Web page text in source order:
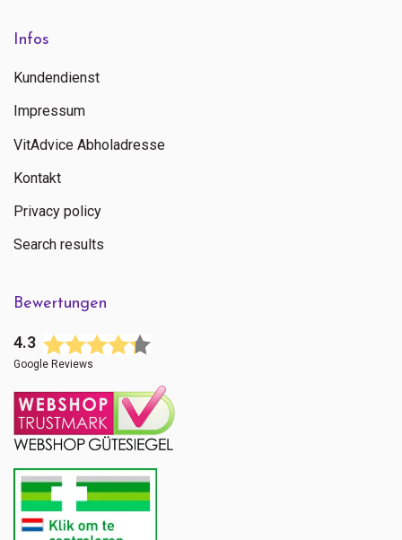
Infos
Kundendienst
Impressum
VitAdvice Abholadresse
Kontakt
Privacy policy
Search results
Bewertungen
4.3
Google Reviews